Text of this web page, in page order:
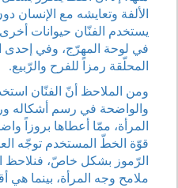
الألفة وتعايشه مع
يستخدم الفنّان حيوانات
في لوحة المهرّج، وفي إحدى
المحلّقة رمزاً للفرح والرّبيع.
ومن الملاحظ أنّ الفنّان
والواضحة في رسم أشكاله
المرأة، ممّا أعطاها بروزاً
قوّة الخطّ المستخدم توجّه
الرّموز بشكل خاصّ،
ملامح وجه المرأة، بينما